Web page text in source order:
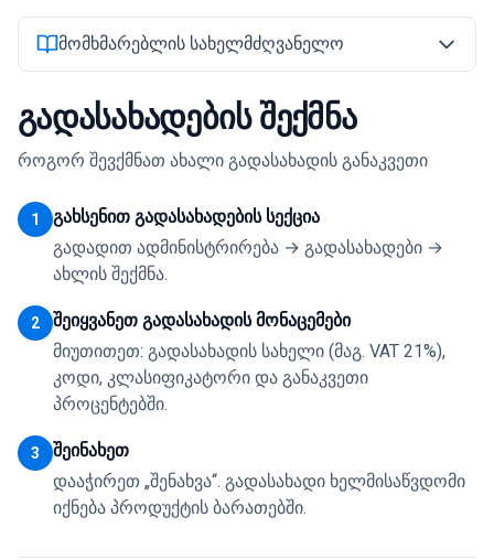
მომხმარებლის სახელმძღვანელო
გადასახადების შექმნა
როგორ შევქმნათ ახალი გადასახადის განაკვეთი
1
გახსენით გადასახადების სექცია
გადადით ადმინისტრირება → გადასახადები →
ახლის შექმნა.
2
შეიყვანეთ გადასახადის მონაცემები
მიუთითეთ: გადასახადის სახელი (მაგ. VAT 21%),
კოდი, კლასიფიკატორი და განაკვეთი
პროცენტებში.
3
შეინახეთ
დააჭირეთ „შენახვა“. გადასახადი ხელმისაწვდომი
იქნება პროდუქტის ბარათებში.